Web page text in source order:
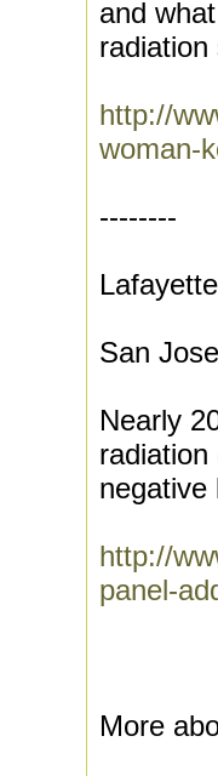
and
http://
woman-
--------
San
Nearly
negative
http://
panel-
More